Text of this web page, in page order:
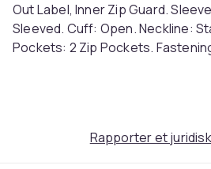
Out Label, Inner Zip Guard.
Sleeved. Cuff: Open. Neckline:
Pockets: 2 Zip Pockets.
Rapporter et